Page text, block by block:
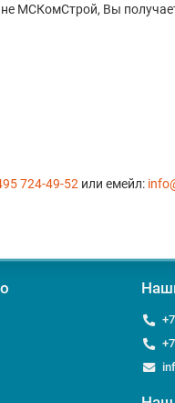
МСКомСтрой, Вы
724-49-52 или емейл: